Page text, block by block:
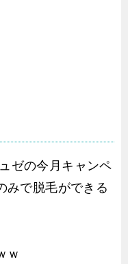
ゼの今月キャンペ
みで脱毛ができる
ｗ